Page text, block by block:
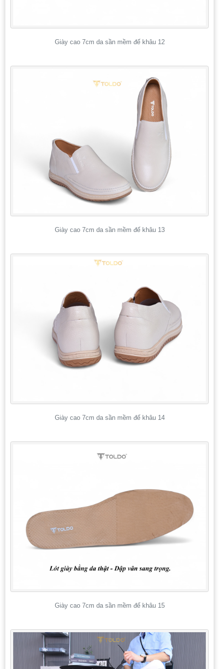
Giày cao 7cm da sần mềm đế khâu 12
Giày cao 7cm da sần mềm đế khâu 13
Giày cao 7cm da sần mềm đế khâu 14
Giày cao 7cm da sần mềm đế khâu 15